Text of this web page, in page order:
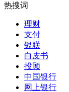
热搜词
理财
支付
银联
白皮书
投顾
中国银行
网上银行